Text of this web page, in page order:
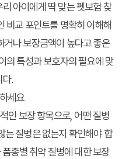
리 아이에게 딱 맞는 펫보험 찾
비교 포인트를 명확히 이해해
거나 보장금액이 높다고 좋은
의 특성과 보호자의 필요에 맞
다.
세요
인 보장 항목으로, 어떤 질병
는 질병은 없는지 확인해야 합
종별 취약 질병에 대한 보장